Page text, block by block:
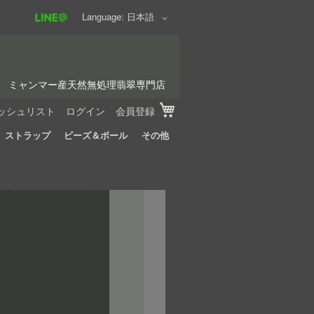
Language
日本語
シュリスト ログイン 会員登録
ミャンマー産天然無処理翡翠専門店
ストラップ ビーズ＆ボール その他